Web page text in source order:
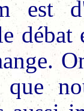
est
débat